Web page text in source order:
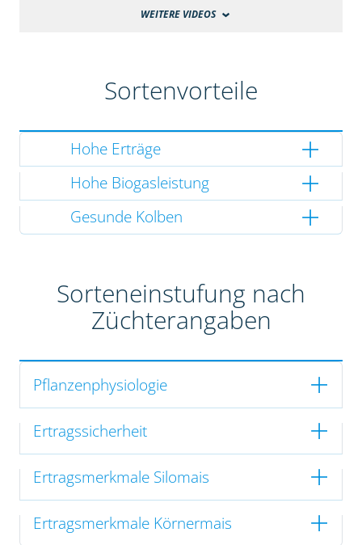
WEITERE VIDEOS
Sortenvorteile
Hohe Erträge
Hohe Biogasleistung
Gesunde Kolben
Sorteneinstufung nach
Züchterangaben
Pflanzenphysiologie
Ertragssicherheit
Ertragsmerkmale Silomais
Ertragsmerkmale Körnermais